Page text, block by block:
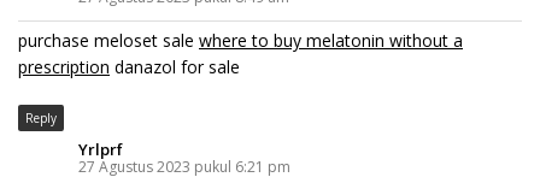
purchase meloset sale where to buy melatonin without a
prescription danazol for sale
Reply
Yrlprf
27 Agustus 2023 pukul 6:21 pm